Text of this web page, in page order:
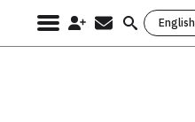
English
Search